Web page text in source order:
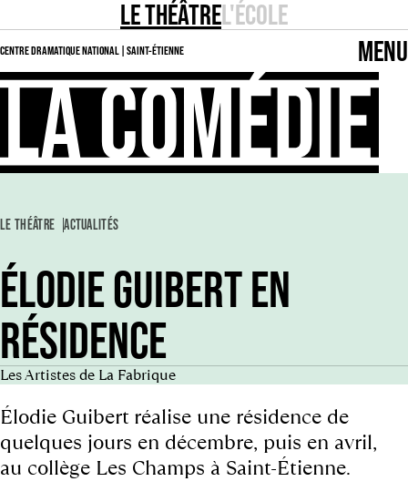
LE THÉÂTREL'ÉCOLE
CENTRE DRAMATIQUE NATIONAL | SAINT-ÉTIENNE MENU
LE THÉÂTRE ACTUALITÉS
ÉLODIE GUIBERT EN
RÉSIDENCE
Les Artistes de La Fabrique
Élodie Guibert réalise une résidence de
quelques jours en décembre, puis en avril,
au collège Les Champs à Saint-Étienne.